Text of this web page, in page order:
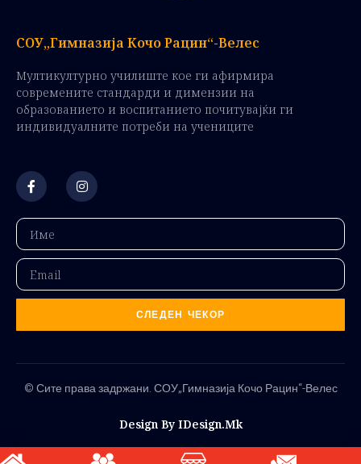
СОУ„Гимназија Кочо Рацин“-Велес
Мултикултурно училиште кое ги афирмира
современите стандарди и димензии на
образованието и воспитанието почитувајќи ги
индивидуалните потреби на учениците
СЛЕДЕН ЧЕКОР
© Сите права задржани. СОУ„Гимназија Кочо Рацин“-Велес
Design By IDesign.mk